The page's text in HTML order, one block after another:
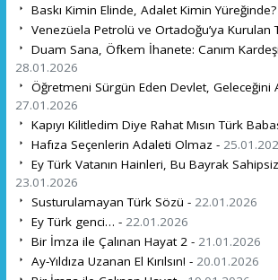
Baskı Kimin Elinde, Adalet Kimin
Venezüela Petrolü ve Ortadoğu’ya Kurulan
Duam Sana, Öfkem İhanete: Canım
28.01.2026
Öğretmeni Sürgün Eden Devlet, Geleceğini
27.01.2026
Kapıyı Kilitledim Diye Rahat Mısın Türk
Hafıza Seçenlerin Adaleti Olmaz -
Ey Türk Vatanın Hainleri, Bu Bayrak
23.01.2026
Susturulamayan Türk Sözü - 22.01.2026
Ey Türk genci… - 22.01.2026
Bir İmza ile Çalınan Hayat 2 - 21.01.2026
Ay-Yıldıza Uzanan El Kırılsın! - 20.01.2026